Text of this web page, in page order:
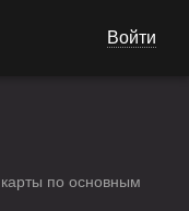
Войти
по основным